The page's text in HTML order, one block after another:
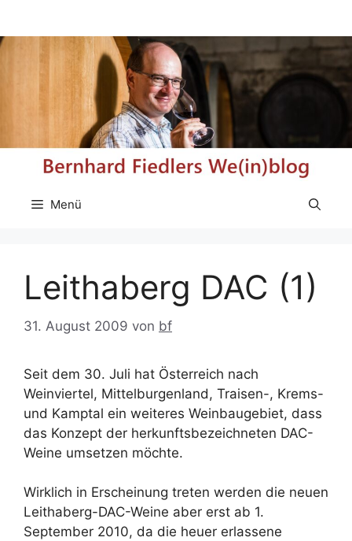
springen
Menü
Leithaberg DAC (1)
31. August 2009 von bf
Seit dem 30. Juli hat Österreich nach
Weinviertel, Mittelburgenland, Traisen-, Krems-
und Kamptal ein weiteres Weinbaugebiet, dass
das Konzept der herkunftsbezeichneten DAC-
Weine umsetzen möchte.
Wirklich in Erscheinung treten werden die neuen
Leithaberg-DAC-Weine aber erst ab 1.
September 2010, da die heuer erlassene